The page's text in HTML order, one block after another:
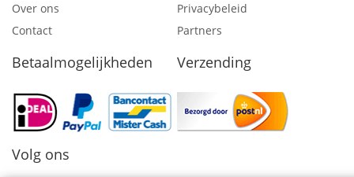
Over ons
Contact
Privacybeleid
Partners
Betaalmogelijkheden Verzending
Volg ons